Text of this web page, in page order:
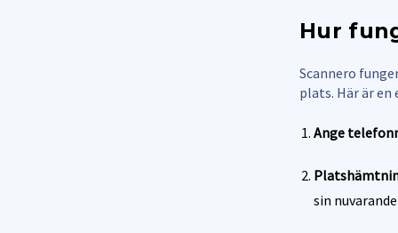
Hur
Scannero
plats. Här är en
Ange
sin